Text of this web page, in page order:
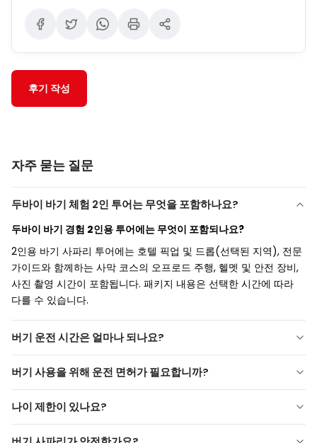
후기 작성
자주 묻는 질문
두바이 바기 체험 2인 투어는 무엇을 포함하나요?
두바이 바기 경험 2인용 투어에는 무엇이 포함되나요?
2인용 바기 사파리 투어에는 호텔 픽업 및 드롭(선택된 지역), 전문
가이드와 함께하는 사막 코스의 오프로드 주행, 헬멧 및 안전 장비,
사진 촬영 시간이 포함됩니다. 패키지 내용은 선택한 시간에 따라
다를 수 있습니다.
버기 운전 시간은 얼마나 되나요?
선택한 패키지에 따라 코스와 휴식 횟수가 달라질 수 있습니다.
버기 사용을 위해 운전 면허가 필요합니까?
본적인 운전 능력을 갖추고 있어야 합니다. 운영자 정책에 따라 다
나이 제한이 있나요?